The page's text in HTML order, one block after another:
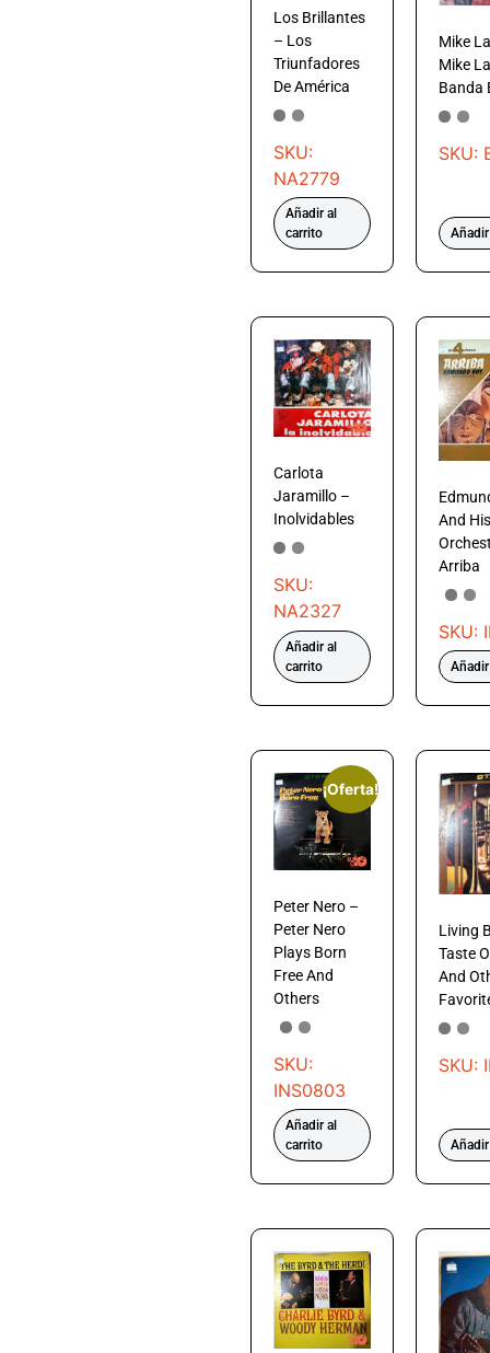
Los Brillantes
– Los
Triunfadores
De América
SKU:
NA2779
Añadir al
carrito
Mike
Mike
Banda
SKU:
Carlota
Jaramillo –
Inolvidables
SKU:
NA2327
Añadir al
carrito
And His
Arriba
SKU:
¡Oferta!
Peter Nero –
Peter Nero
Plays Born
Free And
Others
SKU:
INS0803
Añadir al
carrito
Living
Taste
And
SKU: